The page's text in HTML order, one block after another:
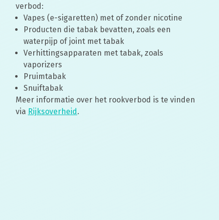
verbod:
Vapes (e-sigaretten) met of zonder nicotine
Producten die tabak bevatten, zoals een
waterpijp of joint met tabak
Verhittingsapparaten met tabak, zoals
vaporizers
Pruimtabak
Snuiftabak
Meer informatie over het rookverbod is te vinden
via Rijksoverheid .